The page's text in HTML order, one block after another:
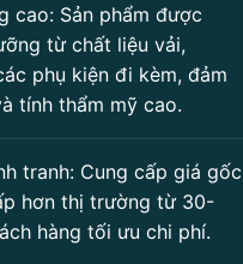
cao: Sản phẩm được
từ chất liệu vải,
phụ kiện đi kèm, đảm
tính thẩm mỹ cao.
tranh: Cung cấp giá gốc
hơn thị trường từ 30-
hàng tối ưu chi phí.